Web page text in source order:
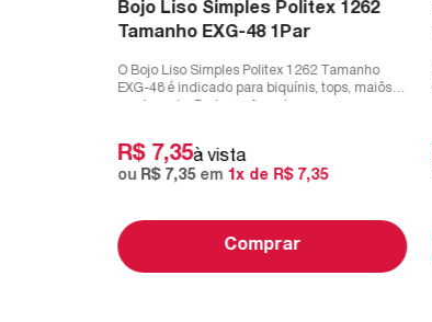
Bojo Liso Simples Politex 1262
Tamanho EXG-48 1Par
O Bojo Liso Simples Politex 1262 Tamanho
EXG-48 é indicado para biquínis, tops, maiôs e
R$ 7,35à vista
ou R$ 7,35em 1x de R$ 7,35
Comprar